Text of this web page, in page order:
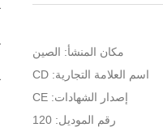
مكان المنشأ: الصين
اسم العلامة التجارية: CD
إصدار الشهادات: CE
رقم الموديل: 120